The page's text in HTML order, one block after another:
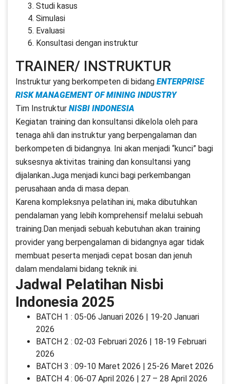
Studi kasus
Simulasi
Evaluasi
Konsultasi dengan instruktur
TRAINER/ INSTRUKTUR
Instruktur yang berkompeten di bidang ENTERPRISE
RISK MANAGEMENT OF MINING INDUSTRY
Tim Instruktur NISBI INDONESIA
Kegiatan training dan konsultansi dikelola oleh para
tenaga ahli dan instruktur yang berpengalaman dan
berkompeten di bidangnya. Ini akan menjadi “kunci” bagi
suksesnya aktivitas training dan konsultansi yang
dijalankan.Juga menjadi kunci bagi perkembangan
perusahaan anda di masa depan.
Karena kompleksnya pelatihan ini, maka dibutuhkan
pendalaman yang lebih komprehensif melalui sebuah
training.Dan menjadi sebuah kebutuhan akan training
provider yang berpengalaman di bidangnya agar tidak
membuat peserta menjadi cepat bosan dan jenuh
dalam mendalami bidang teknik ini.
Jadwal Pelatihan Nisbi
Indonesia 2025
BATCH 1 : 05-06 Januari 2026 | 19-20 Januari
2026
BATCH 2 : 02-03 Februari 2026 | 18-19 Februari
2026
BATCH 3 : 09-10 Maret 2026 | 25-26 Maret 2026
BATCH 4 : 06-07 April 2026 | 27 – 28 April 2026